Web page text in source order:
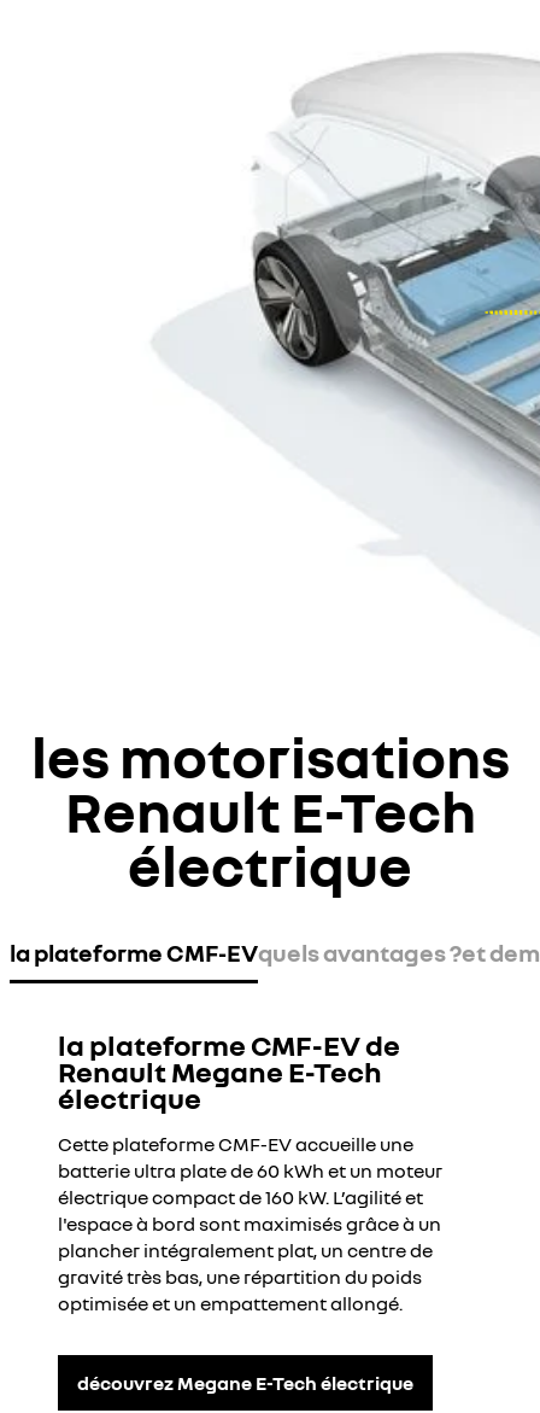
les motorisations
Renault E-Tech
électrique
la plateforme CMF-EVquels avantages ?et
la plateforme CMF-EV de
Renault Megane E-Tech
électrique
Cette plateforme CMF-EV accueille une
batterie ultra plate de 60 kWh et un moteur
électrique compact de 160 kW. L’agilité et
l'espace à bord sont maximisés grâce à un
plancher intégralement plat, un centre de
gravité très bas, une répartition du poids
optimisée et un empattement allongé.
découvrez Megane E-Tech électrique